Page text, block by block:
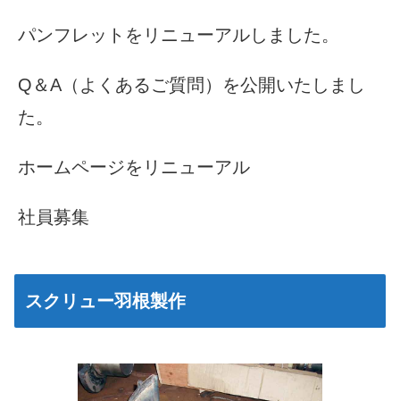
パンフレットをリニューアルしました。
Q＆A（よくあるご質問）を公開いたしまし
た。
ホームページをリニューアル
社員募集
スクリュー羽根製作